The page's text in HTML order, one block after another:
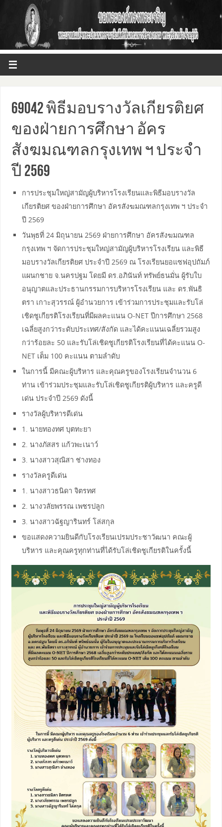
69042 พิธีมอบรางวัลเกียรติยศ
ของฝ่ายการศึกษา อัคร
สังฆมณฑลกรุงเทพ ฯ ประจำ
ปี 2569
การประชุมใหญ่สามัญผู้บริหารโรงเรียนและพิธีมอบรางวัล
เกียรติยศ ของฝ่ายการศึกษา อัครสังฆมณฑลกรุงเทพ ฯ ประจำ
ปี 2569
วันพุธที่ 24 มิถุนายน 2569 ฝ่ายการศึกษา อัครสังฆมณฑล
กรุงเทพ ฯ จัดการประชุมใหญ่สามัญผู้บริหารโรงเรียน และพิธี
มอบรางวัลเกียรติยศ ประจำปี 2569 ณ โรงเรียนยอแซฟอุปถัมภ์
แผนกชาย จ.นครปฐม โดยมี ดร.อภินันท์ ทรัพย์ธนมั่น ผู้รับใบ
อนุญาตและประธานกรรมการบริหารโรงเรียน และ ดร.พันธิ
ตรา เกาะสุวรรณ์ ผู้อำนวยการ เข้าร่วมการประชุมและรับโล่
เชิดชูเกียรติโรงเรียนที่มีผลคะแนน O-NET ปีการศึกษา 2568
เฉลี่ยสูงกว่าระดับประเทศ/สังกัด และได้คะแนนเฉลี่ยรวมสูง
กว่าร้อยละ 50 และรับโล่เชิดชูเกียรติโรงเรียนที่ได้คะแนน O-
NET เต็ม 100 คะแนน ตามลำดับ
ในการนี้ มีคณะผู้บริหาร และคุณครูของโรงเรียนจำนวน 6
ท่าน เข้าร่วมประชุมและรับโล่เชิดชูเกียรติผู้บริหาร และครูดี
เด่น ประจำปี 2569 ดังนี้
รางวัลผู้บริหารดีเด่น
1. นายทองทศ บุตทะยา
2. นางภัสสร แก้วพะเนาว์
3. นางสาวสุณิสา ช่างทอง
รางวัลครูดีเด่น
1. นางสาวธนิดา จิตรทศ
2. นางวลัยพรรณ เพชรปลูก
3. นางสาวฉัฐญารินทร์ โล่สกุล
ขอแสดงความยินดีกับโรงเรียนเปรมประชาวัฒนา คณะผู้
บริหาร และคุณครูทุกท่านที่ได้รับโล่เชิดชูเกียรติในครั้งนี้